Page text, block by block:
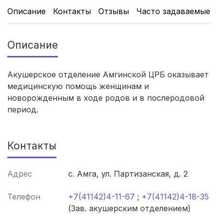
Описание Контакты Отзывы Часто задаваемые
Описание
Акушерское отделение Амгинской ЦРБ оказывает
медицинскую помощь женщинам и
новорожденным в ходе родов и в послеродовой
период.
Контакты
Адрес с. Амга, ул. Партизанская, д. 2
Телефон +7(41142)4-11-67 ; +7(41142)4-18-35
(Зав. акушерским отделением)
Томск (5 роддомов)
Тверь(5 роддомов)
Новокузнецк (4 роддома)
Ижевск (4 роддома)
Курск (4 роддома)
Смоленск (4 роддома)
Владикавказ(4 роддома)